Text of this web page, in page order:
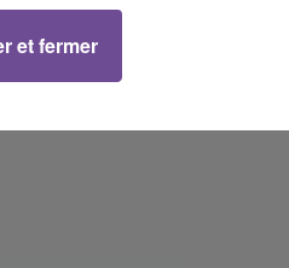
qualifié.
des groupes
et fermer